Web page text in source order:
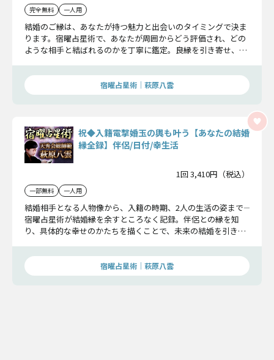
完全無料 一人用
結婚のご縁は、あなたが持つ魅力と出会いのタイミングで決ま
ります。宿曜占星術で、あなたが周囲からどう評価され、どの
ような相手と結ばれるのかを丁寧に鑑定。良縁を引き寄せ、成
宿曜占星術│萩原八雲
祝◆入籍電撃婚玉の輿も叶う【あなたの結婚
縁全録】伴侶/日付/幸生活
1回 3,410円（税込）
一部無料 一人用
結婚相手となる人物像から、入籍の時期、2人の生活の姿まで――
宿曜占星術が結婚縁を余すところなく記録。伴侶との縁を知
り、具体的な幸せのかたちを描くことで、未来の結婚を引き寄
宿曜占星術│萩原八雲